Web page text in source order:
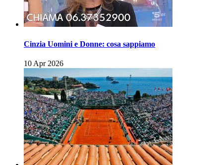
Cinzia Uomini e Donne: cosa sappiamo
10 Apr 2026